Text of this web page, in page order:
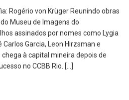
Rogério von Krüger Reunindo obras
Museu de Imagens do
assinados por nomes como Lygia
Garcia, Leon Hirzsman e
à capital mineira depois de
no CCBB Rio. […]